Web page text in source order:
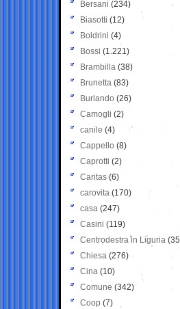
Bersani (234)
Biasotti (12)
Boldrini (4)
Bossi (1.221)
Brambilla (38)
Brunetta (83)
Burlando (26)
Camogli (2)
canile (4)
Cappello (8)
Caprotti (2)
Caritas (6)
carovita (170)
casa (247)
Casini (119)
Centrodestra in Liguria
Chiesa (276)
Cina (10)
Comune (342)
Coop (7)